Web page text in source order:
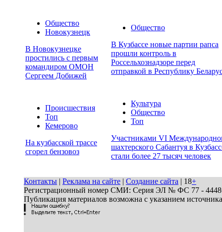
Общество
Новокузнецк
В Новокузнецке
простились с первым
командиром ОМОН
Сергеем Добижей
Общество
В Кузбассе новые партии рапса
прошли контроль в
Россельхознадзоре перед
отправкой в Республику
Происшествия
Топ
Кемерово
На кузбасской трассе
сгорел бензовоз
Культура
Общество
Топ
Участниками VI
шахтерского Сабантуя в
стали более 27 тысяч человек
Контакты | Реклама на сайте | Создание сайта | 18+
Регистрационный номер СМИ: Серия ЭЛ № ФС 77 - 44486
Публикация материалов возможна с указанием